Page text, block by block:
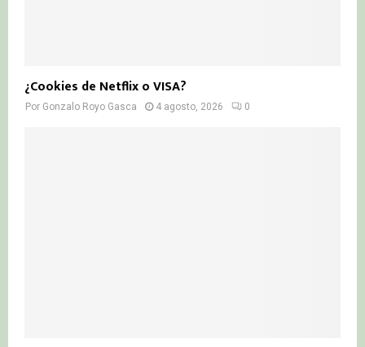
¿Cookies de Netflix o VISA?
Por Gonzalo Royo Gasca 4 agosto, 2026 0